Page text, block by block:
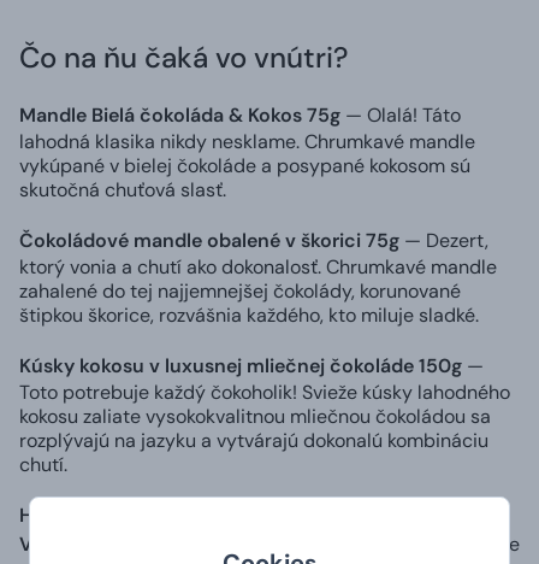
Čo na ňu čaká vo vnútri?
Mandle Bielá čokoláda & Kokos 75g — Olalá! Táto
lahodná klasika nikdy nesklame. Chrumkavé mandle
vykúpané v bielej čokoláde a posypané kokosom sú
skutočná chuťová slasť.
Čokoládové mandle obalené v škorici 75g — Dezert,
ktorý vonia a chutí ako dokonalosť. Chrumkavé mandle
zahalené do tej najjemnejšej čokolády, korunované
štipkou škorice, rozvášnia každého, kto miluje sladké.
Kúsky kokosu v luxusnej mliečnej čokoláde 150g —
Toto potrebuje každý čokoholik! Svieže kúsky lahodného
kokosu zaliate vysokokvalitnou mliečnou čokoládou sa
rozplývajú na jazyku a vytvárajú dokonalú kombináciu
chutí.
Hnedočierne VONNÉ SVIEČKY 10 ks – KÁVA &
VANILKA
— Desaťnásobná nálož intenzívnej kávovej vône